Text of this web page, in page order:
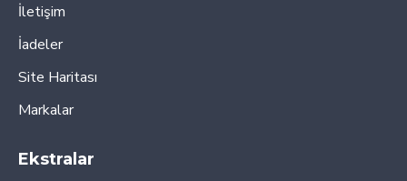
İletişim
İadeler
Site Haritası
Markalar
Ekstralar